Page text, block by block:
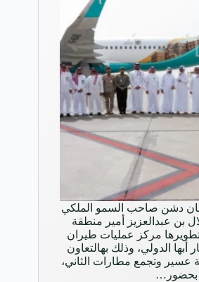
دشن صاحب السمو الملكي
بن عبدالعزيز أمير منطقة
مركز عمليات طيران
الدولي، وذلك بهالتعاون
عسير وتجمع مطارات الثاني،
بحضور…